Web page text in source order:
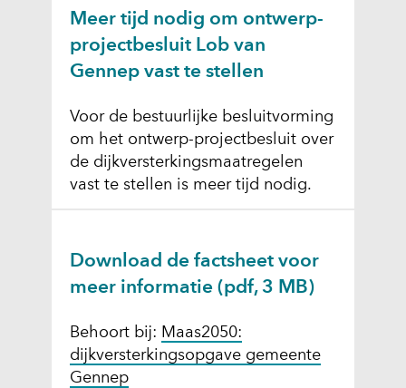
Meer tijd nodig om ontwerp-
projectbesluit Lob van
Gennep vast te stellen
Voor de bestuurlijke besluitvorming
om het ontwerp-projectbesluit over
de dijkversterkingsmaatregelen
vast te stellen is meer tijd nodig.
Download de factsheet voor
meer informatie(pdf, 3 MB)
Behoort bij: Maas2050:
dijkversterkingsopgave gemeente
Gennep